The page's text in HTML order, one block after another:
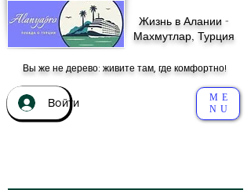
Жизнь в Алании -
Махмутлар, Турция
Вы же не дерево: живите там, где комфортно!
Войти
ME
NU